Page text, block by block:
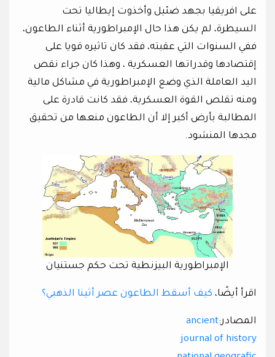
على افريقيا بجهد ضئيل وأخذوت إيطاليا تحت
السيطرة، لم يكن هذا حال الإمبراطورية أثناء الطاعون،
ففي السنوات التي عقبته، فقد كان تاثيره قويا على
إقتصادها وقدراتها العسكرية ، وهذا كان جراء نقص
اليد العاملة الذي وضع الإمبراطورية في مشاكل مالية
ومنه تقلص القوة العسكرية، فقد كانت قادرة على
المطالبة بأرض أكبر إلا أن الطاعون منعها من تحقيق
مجدها المنشود.
الإمبراطورية البيزنطية تحت حكم جستنيان
اقرأ أيضًا، كيف أسقط الطاعون عصر أثينا الذهبي؟
المصادر:ancient
journal of history